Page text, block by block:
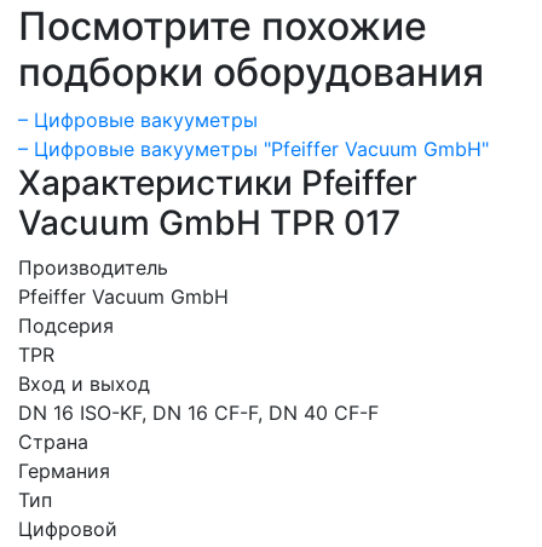
Посмотрите похожие
подборки оборудования
– Цифровые вакууметры
– Цифровые вакууметры "Pfeiffer Vacuum GmbH"
Характеристики Pfeiffer
Vacuum GmbH TPR 017
Производитель
Pfeiffer Vacuum GmbH
Подсерия
TPR
Вход и выход
DN 16 ISO-KF, DN 16 CF-F, DN 40 CF-F
Страна
Германия
Тип
Цифровой